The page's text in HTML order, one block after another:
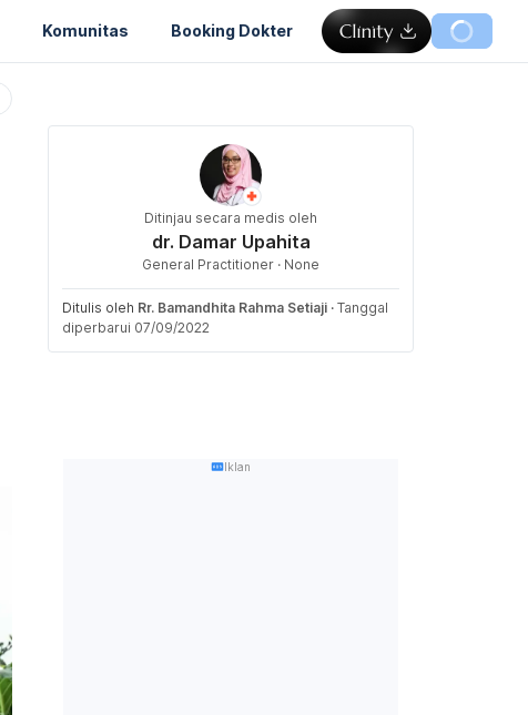
Komunitas Booking Dokter
Ditinjau secara medis oleh
dr. Damar Upahita
General Practitioner · None
Ditulis oleh Rr. Bamandhita Rahma Setiaji · Tanggal
diperbarui 07/09/2022
Iklan